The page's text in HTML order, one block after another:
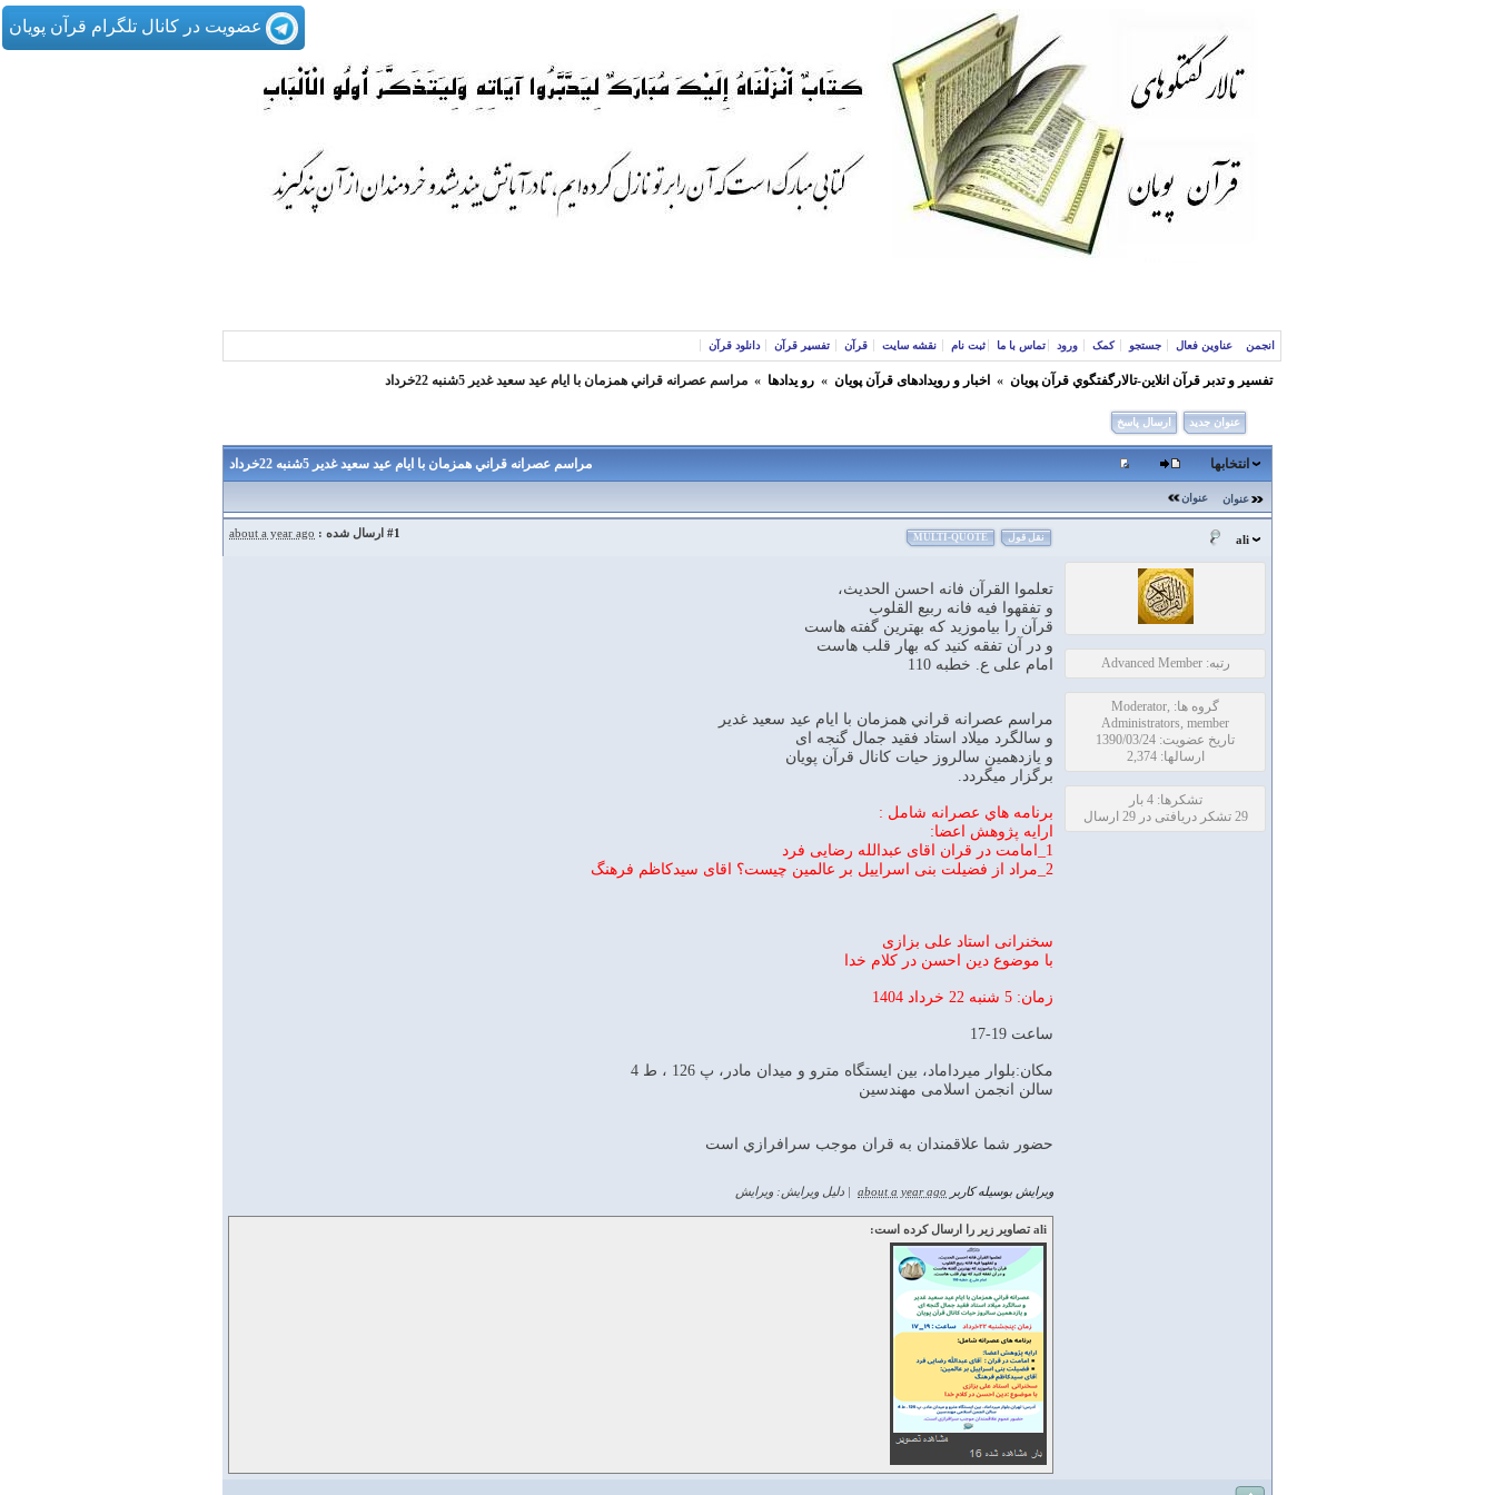
عضویت در کانال تلگرام قرآن پویان
انجمن عناوین فعال جستجو کمک ورود تماس با ما ثبت نام نقشه سایت قرآن تفسیر قرآن دانلود قرآن
تفسير و‌ تدبر قرآن انلاين-تالارگفتگوي قرآن پویان » اخبار و رویدادهای قرآن پویان » رو یدادها » مراسم عصرانه قراني همزمان با ايام عيد سعيد غدير 5شنبه 22خرداد
عنوان جدید ارسال پاسخ
مراسم عصرانه قراني همزمان با ايام عيد سعيد غدير 5شنبه 22خرداد انتخابها
عنوان عنوان
ali
#1 ارسال شده : about a year ago نقل قول MULTI-QUOTE
رتبه: Advanced Member
گروه ها: Moderator,
Administrators, member
تاریخ عضویت: 1390/03/24
ارسالها: 2,374
تشکرها: 4 بار
29 تشکر دریافتی در 29 ارسال
تعلموا القرآن فانه احسن الحديث،
و تفقهوا فيه فانه ربيع القلوب
قرآن را بياموزيد كه بهترين گفته هاست
و در آن تفقه كنيد كه بهار قلب هاست
امام علی ع. خطبه 110
مراسم عصرانه قراني همزمان با ايام عيد سعيد غدير
و سالگرد ميلاد استاد فقید جمال گنجه ای
و یازدهمین سالروز حیات کانال قرآن پویان
برگزار ميگردد.
برنامه هاي عصرانه شامل :
ارایه پژوهش اعضا:
1_امامت در قران اقای عبدالله رضایی فرد
2_مراد از فضیلت بنی اسراییل بر عالمین چیست؟ اقای سیدکاظم فرهنگ
سخنرانی استاد علی بزازی
با موضوع دين احسن در كلام خدا
زمان: 5 شنبه 22 خرداد 1404
ساعت 19-17
مكان:بلوار میرداماد، بین ایستگاه مترو و میدان مادر، پ 126 ، ط 4
سالن انجمن اسلامی مهندسین
حضور شما علاقمندان به قران موجب سرافرازي است
ویرایش بوسیله کاربر about a year ago دلیل ویرایش: ویرایش
ali تصاویر زیر را ارسال کرده است: